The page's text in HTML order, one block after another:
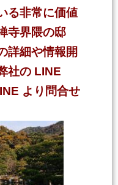
る非常に価値
寺界隈の邸
詳細や情報開
社の LINE
より問合せ